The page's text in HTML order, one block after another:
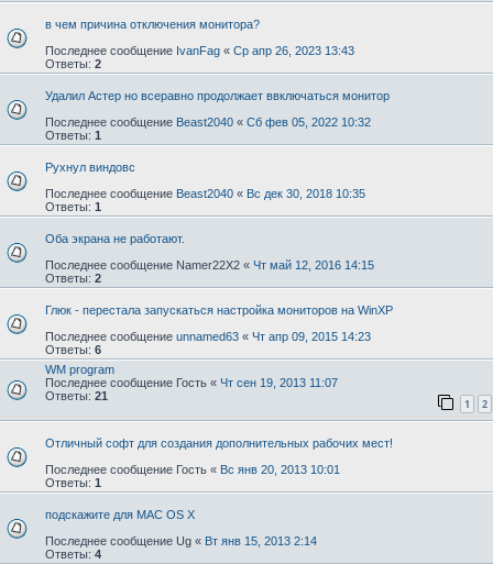
в чем причина отключения монитора?
Последнее сообщение IvanFag « Ср апр 26, 2023 13:43
Ответы: 2
Удалил Астер но всеравно продолжает ввключаться монитор
Последнее сообщение Beast2040 « Сб фев 05, 2022 10:32
Ответы: 1
Рухнул виндовс
Последнее сообщение Beast2040 « Вс дек 30, 2018 10:35
Ответы: 1
Оба экрана не работают.
Последнее сообщение Namer22X2 « Чт май 12, 2016 14:15
Ответы: 2
Глюк - перестала запускаться настройка мониторов на WinXP
Последнее сообщение unnamed63 « Чт апр 09, 2015 14:23
Ответы: 6
WM program
Последнее сообщение Гость « Чт сен 19, 2013 11:07
Ответы: 21
1 2
Отличный софт для создания дополнительных рабочих мест!
Последнее сообщение Гость « Вс янв 20, 2013 10:01
Ответы: 1
подскажите для MAC OS X
Последнее сообщение Ug « Вт янв 15, 2013 2:14
Ответы: 4